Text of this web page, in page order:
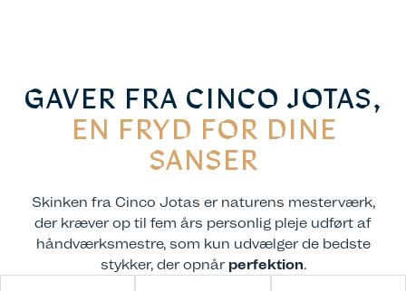
GAVER FRA CINCO JOTAS,
EN FRYD FOR DINE
SANSER
Skinken fra Cinco Jotas er naturens mesterværk,
der kræver op til fem års personlig pleje udført af
håndværksmestre, som kun udvælger de bedste
stykker, der opnår perfektion.